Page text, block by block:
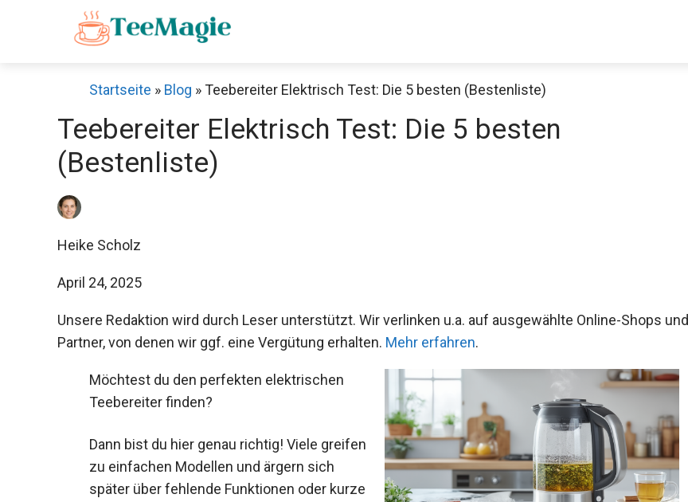
Startseite » Blog »Teebereiter Elektrisch Test: Die 5 besten (Bestenliste)
Teebereiter Elektrisch Test: Die 5 besten
(Bestenliste)
Heike Scholz
April 24, 2025
Unsere Redaktion wird durch Leser unterstützt. Wir verlinken u.a. auf ausgewählte Online-Shops und
Partner, von denen wir ggf. eine Vergütung erhalten. Mehr erfahren.
Möchtest du den perfekten elektrischen
Teebereiter finden?
Dann bist du hier genau richtig! Viele greifen
zu einfachen Modellen und ärgern sich
später über fehlende Funktionen oder kurze